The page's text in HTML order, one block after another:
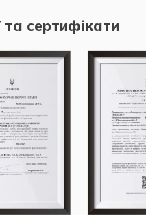
та сертифікати